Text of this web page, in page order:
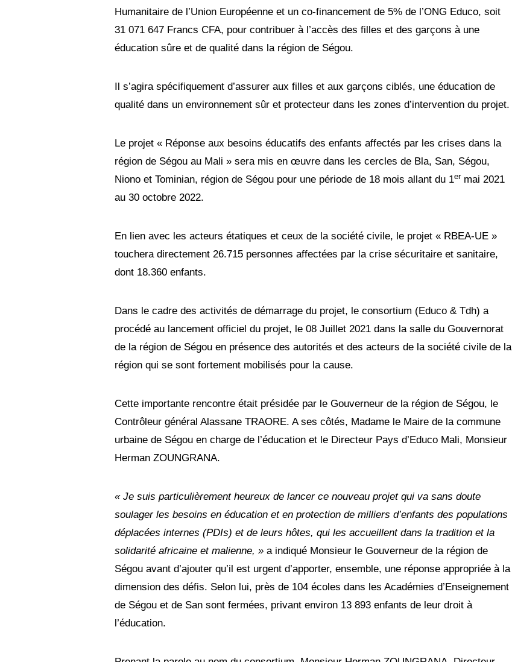
Humanitaire de l’Union Européenne et un co-financement de 5% de l’ONG Educo, soit
31 071 647 Francs CFA, pour contribuer à l’accès des filles et des garçons à une
éducation sûre et de qualité dans la région de Ségou.
Il s’agira spécifiquement d’assurer aux filles et aux garçons ciblés, une éducation de
qualité dans un environnement sûr et protecteur dans les zones d’intervention du projet.
Le projet « Réponse aux besoins éducatifs des enfants affectés par les crises dans la
région de Ségou au Mali » sera mis en œuvre dans les cercles de Bla, San, Ségou,
Niono et Tominian, région de Ségou pour une période de 18 mois allant du 1ermai 2021
au 30 octobre 2022.
En lien avec les acteurs étatiques et ceux de la société civile, le projet « RBEA-UE »
touchera directement 26.715 personnes affectées par la crise sécuritaire et sanitaire,
dont 18.360 enfants.
Dans le cadre des activités de démarrage du projet, le consortium (Educo & Tdh) a
procédé au lancement officiel du projet, le 08 Juillet 2021 dans la salle du Gouvernorat
de la région de Ségou en présence des autorités et des acteurs de la société civile de la
région qui se sont fortement mobilisés pour la cause.
Cette importante rencontre était présidée par le Gouverneur de la région de Ségou, le
Contrôleur général Alassane TRAORE. A ses côtés, Madame le Maire de la commune
urbaine de Ségou en charge de l’éducation et le Directeur Pays d’Educo Mali, Monsieur
Herman ZOUNGRANA.
« Je suis particulièrement heureux de lancer ce nouveau projet qui va sans doute
soulager les besoins en éducation et en protection de milliers d’enfants des populations
déplacées internes (PDIs) et de leurs hôtes, qui les accueillent dans la tradition et la
solidarité africaine et malienne, » a indiqué Monsieur le Gouverneur de la région de
Ségou avant d’ajouter qu’il est urgent d’apporter, ensemble, une réponse appropriée à la
dimension des défis. Selon lui, près de 104 écoles dans les Académies d’Enseignement
de Ségou et de San sont fermées, privant environ 13 893 enfants de leur droit à
l’éducation.